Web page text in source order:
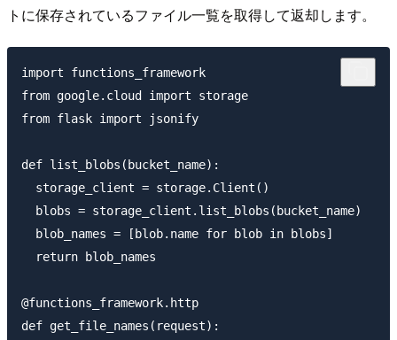
トに保存されているファイル一覧を取得して返却します。
import functions_framework
from google.cloud import storage
from flask import jsonify
def list_blobs(bucket_name):
  storage_client = storage.Client()
  blobs = storage_client.list_blobs(bucket_name)
  blob_names = [blob.name for blob in blobs]
  return blob_names
@functions_framework.http
def get_file_names(request):